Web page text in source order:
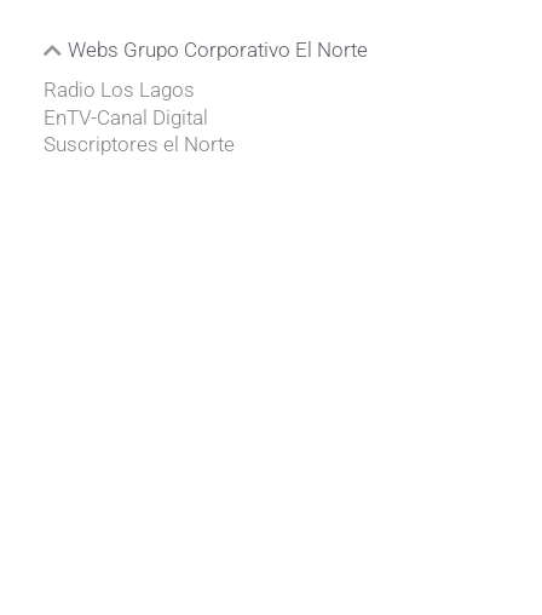
Webs Grupo Corporativo El Norte
Radio Los Lagos
EnTV-Canal Digital
Suscriptores el Norte